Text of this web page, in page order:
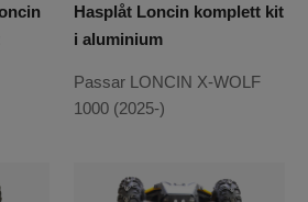
och ger tryggare användning i det
dagliga arbetet.
Hasplåt Loncin komplett kit
i aluminium
Passar LONCIN X-WOLF
1000 (2025-)